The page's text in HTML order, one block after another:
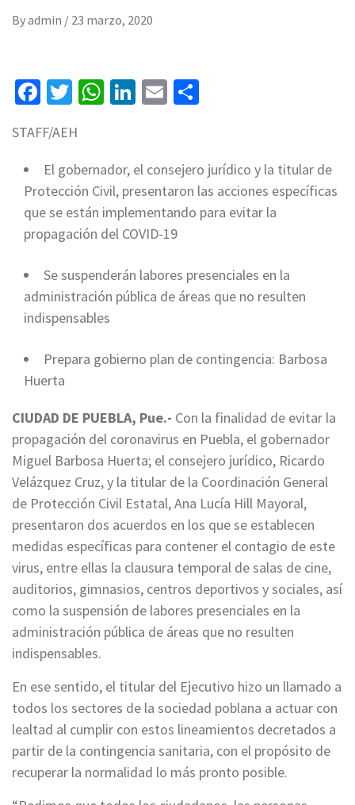
Byadmin / 23 marzo, 2020
Facebook
Twitter
WhatsApp
LinkedIn
Email
STAFF/AEH
El gobernador, el consejero jurídico y la titular de
Protección Civil, presentaron las acciones específicas
que se están implementando para evitar la
propagación del COVID-19
Se suspenderán labores presenciales en la
administración pública de áreas que no resulten
indispensables
Prepara gobierno plan de contingencia: Barbosa
Huerta
CIUDAD DE PUEBLA, Pue.- Con la finalidad de evitar la
propagación del coronavirus en Puebla, el gobernador
Miguel Barbosa Huerta; el consejero jurídico, Ricardo
Velázquez Cruz, y la titular de la Coordinación General
de Protección Civil Estatal, Ana Lucía Hill Mayoral,
presentaron dos acuerdos en los que se establecen
medidas específicas para contener el contagio de este
virus, entre ellas la clausura temporal de salas de cine,
auditorios, gimnasios, centros deportivos y sociales, así
como la suspensión de labores presenciales en la
administración pública de áreas que no resulten
indispensables.
En ese sentido, el titular del Ejecutivo hizo un llamado a
todos los sectores de la sociedad poblana a actuar con
lealtad al cumplir con estos lineamientos decretados a
partir de la contingencia sanitaria, con el propósito de
recuperar la normalidad lo más pronto posible.